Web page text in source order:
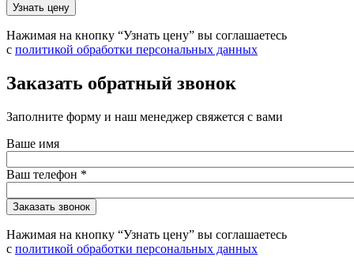
Нажимая на кнопку “Узнать цену” вы соглашаетесь
с политикой обработки персональных данных
Заказать обратный звонок
Заполните форму и наш менеджер свяжется с вами
Ваше имя
Ваш телефон *
Нажимая на кнопку “Узнать цену” вы соглашаетесь
с политикой обработки персональных данных